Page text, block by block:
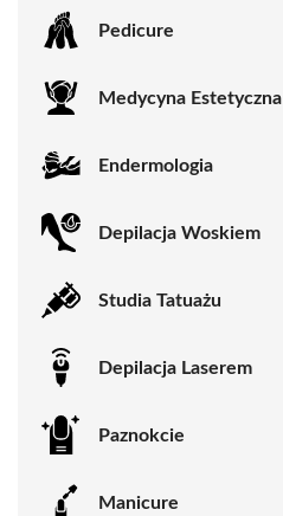
Pedicure
Medycyna Estetyczna
Endermologia
Depilacja Woskiem
Studia Tatuażu
Depilacja Laserem
Paznokcie
Manicure